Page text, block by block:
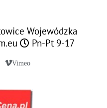
Wojewódzka
Pn-Pt 9-17
Vimeo